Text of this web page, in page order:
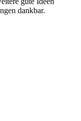
dankbar.